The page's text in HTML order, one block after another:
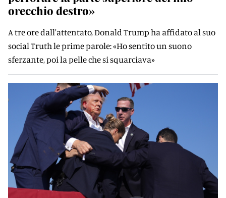
orecchio destro»
A tre ore dall'attentato, Donald Trump ha affidato al suo
social Truth le prime parole: «Ho sentito un suono
sferzante, poi la pelle che si squarciava»